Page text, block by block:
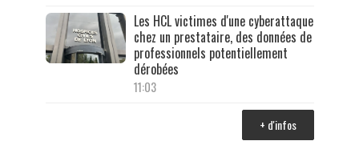
Les HCL victimes d'une cyberattaque
chez un prestataire, des données de
professionnels potentiellement
dérobées
11:03
+ d'infos